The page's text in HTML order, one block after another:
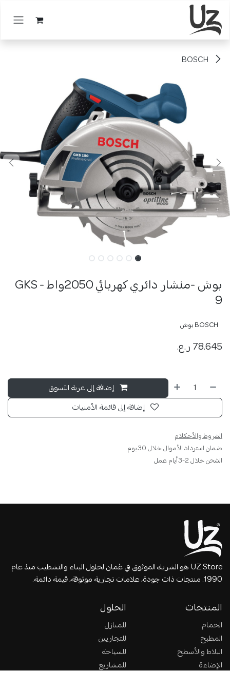
تخطي للذهاب إلى المحتوى
بوش -منشار دائري كهربائي 2050واط - GKS
9
BOSCH بوش
78.645ر.ع.
إضافة إلى عربة التسوق
إضافة إلى قائمة الأمنيات
الشروط والأحكلام
ضمان استرداد الأموال خلال 30 يوم
الشحن خلال 2-3 أيام عمل
UZ Store هو الشريك الموثوق في عُمان لحلول البناء والتشطيب منذ عام
1990. منتجات ذات جودة، علامات تجارية موثوقة، قيمة دائمة.
المنتجات
الحمام
المطبخ
البلاط والأسطح
الإضاءة
الحلول
للمنازل
للتجاريين
للسياحة
للمشاريع